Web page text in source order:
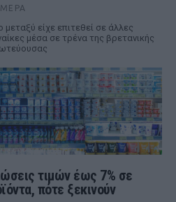
μεταξύ είχε επιτεθεί σε άλλες
μέσα σε τρένα της βρετανικής
τιμών έως 7% σε
πότε ξεκινούν